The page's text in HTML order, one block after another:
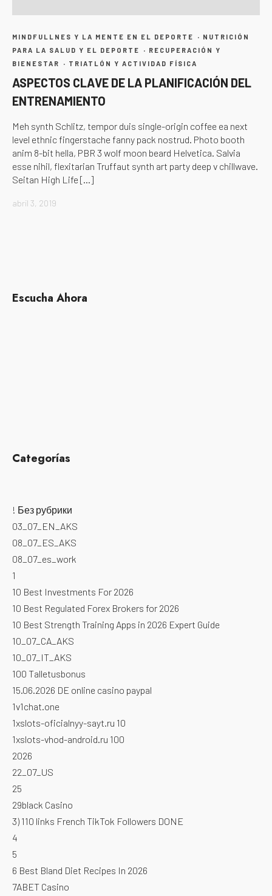
MINDFULLNES Y LA MENTE EN EL DEPORTE · NUTRICIÓN
PARA LA SALUD Y EL DEPORTE
· RECUPERACIÓN Y
BIENESTAR
· TRIATLÓN Y ACTIVIDAD FÍSICA
ASPECTOS CLAVE DE LA PLANIFICACIÓN DEL
ENTRENAMIENTO
Meh synth Schlitz, tempor duis single-origin coffee ea next
level ethnic fingerstache fanny pack nostrud. Photo booth
anim 8-bit hella, PBR 3 wolf moon beard Helvetica. Salvia
esse nihil, flexitarian Truffaut synth art party deep v chillwave.
Seitan High Life […]
abril 3, 2019
Escucha Ahora
Categorías
! Без рубрики
03_07_EN_AKS
08_07_ES_AKS
08_07_es_work
1
10 Best Investments For 2026
10 Best Regulated Forex Brokers for 2026
10 Best Strength Training Apps in 2026 Expert Guide
10_07_CA_AKS
10_07_IT_AKS
100 Talletusbonus
15.06.2026 DE online casino paypal
1v1chat.one
1xslots-oficialnyy-sayt.ru 10
1xslots-vhod-android.ru 100
2026
22_07_US
25
29black Casino
3) 110 links French TikTok Followers DONE
4
5
6 Best Bland Diet Recipes In 2026
7ABET Casino